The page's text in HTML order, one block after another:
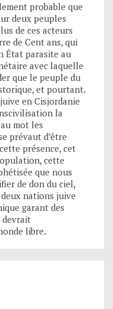
probable que
deux peuples
de ces acteurs
de Cent ans, qui
État parasite au
avec laquelle
que le peuple du
et pourtant.
en Cisjordanie
la
mot les
prévaut d’être
présence, cet
cette
que nous
de don du ciel,
nations juive
garant des
devrait
libre.